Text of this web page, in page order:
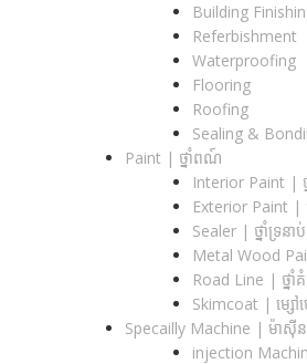
Building
Referbishment
Waterproofing
Flooring
Roofing
Sealing &
Paint | ថ្នាំពណ៍
Interior Paint | ថ្
Exterior Paint |
Sealer | ថ្នាំទ្រនាប់
Metal Wood
Road Line | ថ្នាំ
Skimcoat | ម្សៅ
Specailly Machine | ម៉ាស៊ី
injection